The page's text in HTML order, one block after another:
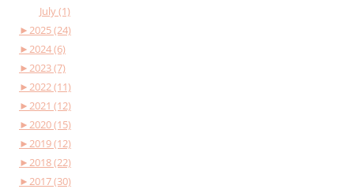
July (1)
►2025 (24)
►2024 (6)
►2023 (7)
►2022 (11)
►2021 (12)
►2020 (15)
►2019 (12)
►2018 (22)
►2017 (30)